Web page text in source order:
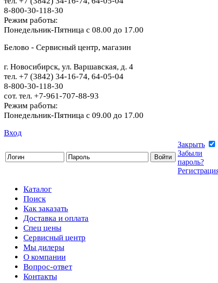
8-800-30-118-30
Режим работы:
Понедельник-Пятница с 08.00 до 17.00
Белово - Сервисный центр, магазин
г. Новосибирск, ул. Варшавская, д. 4
тел. +7 (3842) 34-16-74, 64-05-04
8-800-30-118-30
сот. тел. +7-961-707-88-93
Режим работы:
Понедельник-Пятница с 09.00 до 17.00
Вход
Закрыть
Забыли
пароль?
Каталог
Поиск
Как заказать
Доставка и оплата
Спец цены
Сервисный центр
Мы дилеры
О компании
Вопрос-ответ
Контакты